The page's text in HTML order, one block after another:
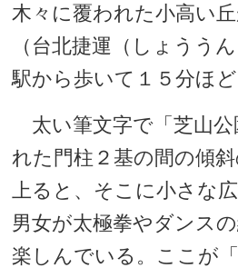
木々に覆われた小高い
（台北捷運（しょうう
駅から歩いて１５分ほど
太い筆文字で「芝山公
れた門柱２基の間の傾
上ると、そこに小さな
男女が太極拳やダンス
楽しんでいる。ここが